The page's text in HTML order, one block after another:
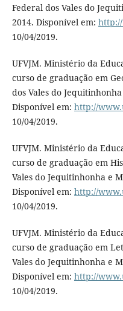
Federal dos Vales do
2014. Disponível em:
10/04/2019.
UFVJM. Ministério da
curso de graduação em
dos Vales do
Disponível em: http://
10/04/2019.
UFVJM. Ministério da
curso de graduação em
Vales do Jequitinhonha e
Disponível em: http://
10/04/2019.
UFVJM. Ministério da
curso de graduação em
Vales do Jequitinhonha e
Disponível em: http://
10/04/2019.